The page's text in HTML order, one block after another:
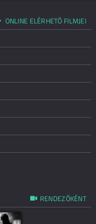
ONLINE ELÉRHETŐ FILMJEI
RENDEZŐKÉNT